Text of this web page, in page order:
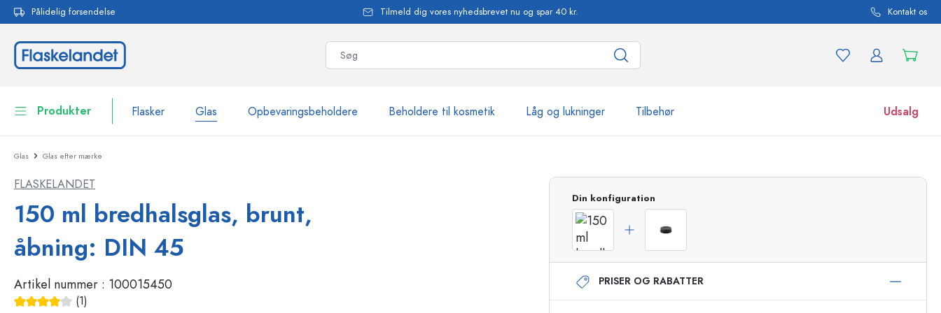
Gå til hovednavigation
Pålidelig forsendelse Tilmeld dig vores nyhedsbrevet nu og spar 40 kr. Kontakt os
Produkter Flasker Glas Opbevaringsbeholdere Beholdere til kosmetik Låg og lukninger Tilbehør Udsalg
Flasker
Opbevaringsbeholdere
Bordservice
Beholdere til kosmetik
Flasker efter mærke
WECK-flasker
Airless-dispensere
Roll-on flasker
Glas
Glas Glas efter mærke
FLASKELANDET
150 ml bredhalsglas, brunt,
åbning: DIN 45
Artikel nummer : 100015450
(1)
Din konfiguration
PRISER OG RABATTER